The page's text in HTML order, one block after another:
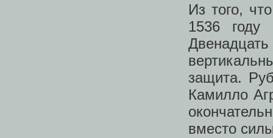
Из того,
1536 году
защита.
Камилло
вместо